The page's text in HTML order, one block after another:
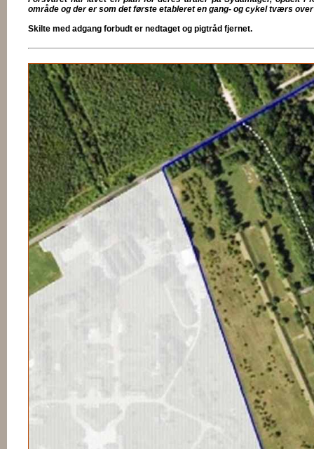
område og der er som det første etableret en gang- og cykel tværs
Skilte med adgang forbudt er nedtaget og pigtråd fjernet.